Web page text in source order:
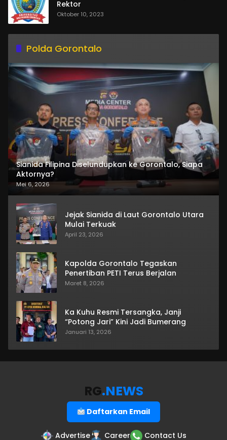
Rektor
Oktober 10, 2023
Polda Gorontalo
Sianida Filipina Diselundupkan ke Gorontalo, Siapa
Aktornya?
Mei 6, 2026
Jejak Sianida di Laut Gorontalo Utara
Mulai Terkuak
April 23, 2026
Kapolda Gorontalo Tegaskan
Penertiban PETI Terus Berjalan
Maret 8, 2026
Ka Kuhu Resmi Tersangka, Janji
“Potong Jari” Kini Jadi Bumerang
Januari 13, 2026
RG.NEWS
Daftarkan Email
Advertise Career Contact Us